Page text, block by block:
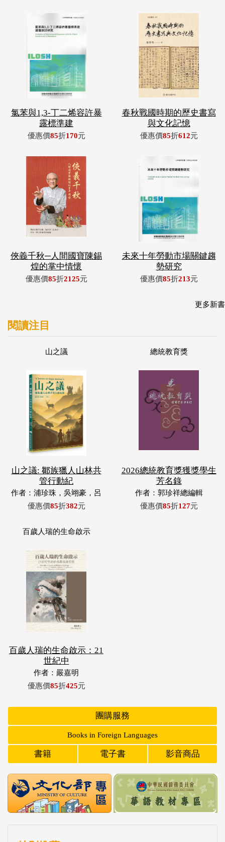
氯苯與1,3-丁二烯容許暴
露標準建
優惠價85折170元
春秋戰國時期的歷史書寫
與文化記憶
優惠價85折612元
俠義千秋─人間國寶陳錫
煌的掌中情懷
優惠價85折2125元
未來十年勞動市場關鍵趨
勢研究
優惠價85折213元
更多新書
閱讀注目
山之議
山之議: 鄒族獵人山林共
管行動紀
作者：浦珍珠，吳翊豪，呂
翊齊，張惠東，許玉青，王
優惠價85折382元
總統教育獎
2026總統教育獎獲獎學生
芳名錄
作者：郭珍祥總編輯
優惠價85折127元
百歲人瑞的生命啟示
百歲人瑞的生命啟示：21
世紀中
作者：嚴嘉明
優惠價85折425元
團購服務
Books in Foreign Languages
書籍 電子書 影音商品